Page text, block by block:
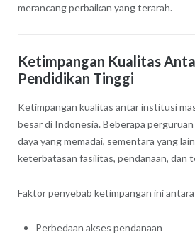
merancang perbaikan yang terarah.
Ketimpangan Kualitas
Pendidikan Tinggi
Ketimpangan kualitas antar institusi
besar di Indonesia. Beberapa
daya yang memadai, sementara yang
keterbatasan fasilitas, pendanaan, dan
Faktor penyebab ketimpangan ini antara
Perbedaan akses pendanaan